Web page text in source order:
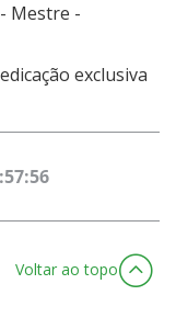
- Mestre -
exclusiva
Voltar ao topo